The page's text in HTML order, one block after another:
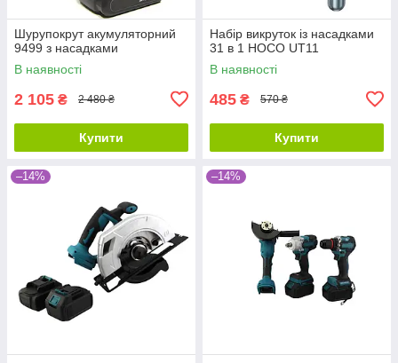
Шурупокрут акумуляторний
9499 з насадками
В наявності
2 105 ₴ 2 480 ₴
Купити
Набір викруток із насадками
31 в 1 HOCO UT11
В наявності
485 ₴ 570 ₴
Купити
–14% –14%